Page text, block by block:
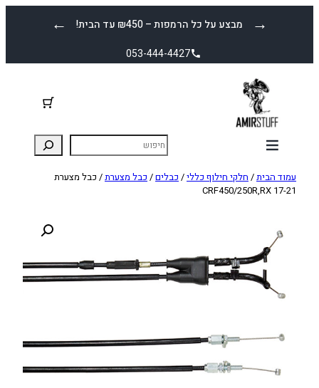
← מבצע על כל הרמפות – ₪450 עד הבית! →
053-444-4427
עמוד הבית/ חלקי חילוף כללי/ כבלים/ כבל מצערת/ כבל מצערת
CRF450/250R,RX 17-21